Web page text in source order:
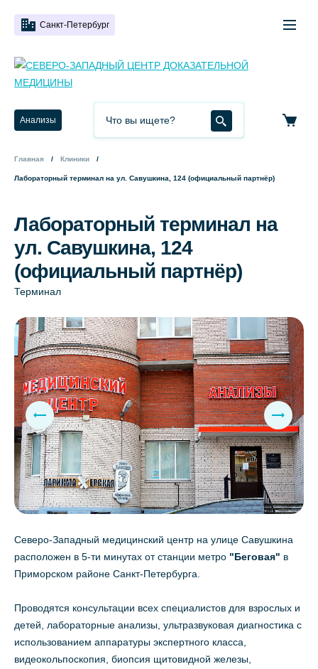
Санкт-Петербург
Анализы
Главная Клиники
Лабораторный терминал на ул. Савушкина, 124 (официальный партнёр)
Лабораторный терминал на
ул. Савушкина, 124
(официальный партнёр)
Терминал
Северо-Западный медицинский центр на улице Савушкина
расположен в 5-ти минутах от станции метро "Беговая" в
Приморском районе Санкт-Петербурга.
Проводятся консультации всех специалистов для взрослых и
детей, лабораторные анализы, ультразвуковая диагностика с
использованием аппаратуры экспертного класса,
видеокольпоскопия, биопсия щитовидной железы,